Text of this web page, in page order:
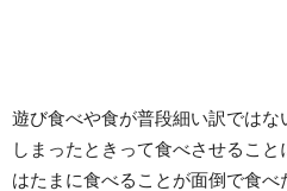
遊び食べや食が普段細い訳では
しまったときって食べさせるこ
はたまに食べることが面倒で食